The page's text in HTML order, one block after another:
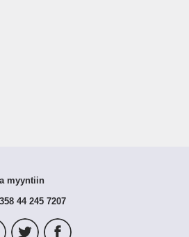
myyntiin
44 245 7207